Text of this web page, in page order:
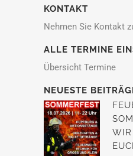
KONTAKT
Nehmen Sie Kontakt
ALLE TERMINE
Übersicht Termine
NEUESTE